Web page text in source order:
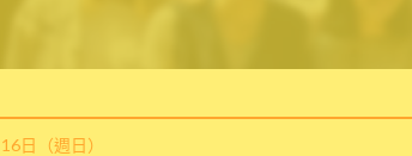
日（週日）